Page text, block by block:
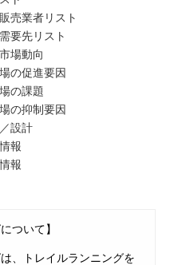
売業者リスト
要先リスト
場動向
の促進要因
の課題
の抑制要因
設計
報
報
ついて】
、トレイルランニングを